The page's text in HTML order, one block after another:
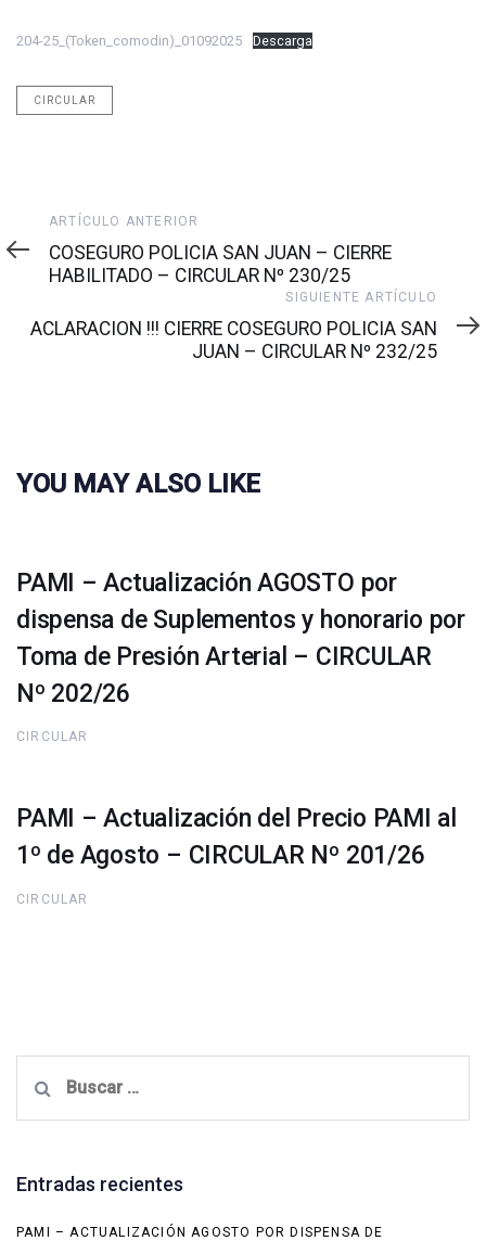
204-25_(Token_comodin)_01092025 Descarga
CIRCULAR
Artículo
anterior
ARTÍCULO ANTERIOR
COSEGURO POLICIA SAN JUAN – CIERRE
HABILITADO – CIRCULAR Nº 230/25
artículo
SIGUIENTE ARTÍCULO
ACLARACION !!! CIERRE COSEGURO POLICIA SAN
JUAN – CIRCULAR Nº 232/25
YOU MAY ALSO LIKE
PAMI – Actualización AGOSTO por
dispensa de Suplementos y honorario por
Toma de Presión Arterial – CIRCULAR
Nº 202/26
CIRCULAR
PAMI – Actualización del Precio PAMI al
1º de Agosto – CIRCULAR Nº 201/26
CIRCULAR
Entradas recientes
PAMI – ACTUALIZACIÓN AGOSTO POR DISPENSA DE